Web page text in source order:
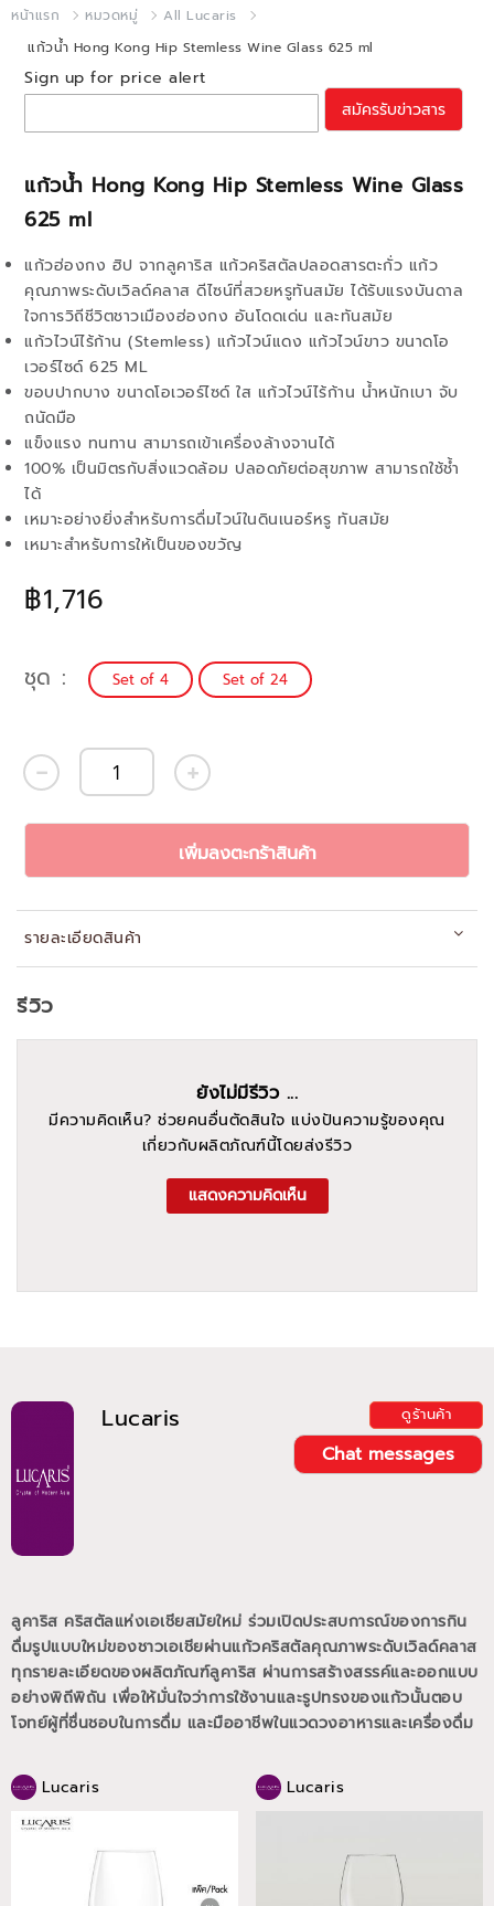
หน้าแรก หมวดหมู่
All Lucaris
แก้วน้ำ Hong Kong Hip Stemless Wine Glass 625 ml
แก้วน้ำ Hong Kong Hip Stemless Wine Glass
625 ml
฿1,716
แก้วฮ่องกง ฮิป จากลูคาริส แก้วคริสตัลปลอดสารตะกั่ว แก้ว
คุณภาพระดับเวิลด์คลาส ดีไซน์ที่สวยหรูทันสมัย ได้รับแรงบันดาล
ใจการวิถีชีวิตชาวเมืองฮ่องกง อันโดดเด่น และทันสมัย
แก้วไวน์ไร้ก้าน (Stemless) แก้วไวน์แดง แก้วไวน์ขาว ขนาดโอ
เวอร์ไซด์ 625 ML
ขอบปากบาง ขนาดโอเวอร์ไซด์ ใส แก้วไวน์ไร้ก้าน น้ำหนักเบา จับ
ถนัดมือ
แข็งแรง ทนทาน สามารถเข้าเครื่องล้างจานได้
100% เป็นมิตรกับสิ่งแวดล้อม ปลอดภัยต่อสุขภาพ สามารถใช้ช้ำ
ได้
เหมาะอย่างยิ่งสำหรับการดื่มไวน์ในดินเนอร์หรู ทันสมัย
เหมาะสำหรับการให้เป็นของขวัญ
Sign up for price alert
สมัครรับข่าวสาร
ชุด Set of 4 Set of 24
เพิ่มลงตะกร้าสินค้า
รายละเอียดสินค้า
Lucaris ดูร้านค้า
Chat messages
ลูคาริส คริสตัลแห่งเอเชียสมัยใหม่ ร่วมเปิดประสบการณ์ของการกิน
ดื่มรูปแบบใหม่ของชาวเอเชียผ่านแก้วคริสตัลคุณภาพระดับเวิลด์คลาส
ทุกรายละเอียดของผลิตภัณฑ์ลูคาริส ผ่านการสร้างสรรค์และออกแบบ
อย่างพิถีพิถัน เพื่อให้มั่นใจว่าการใช้งานและรูปทรงของแก้วนั้นตอบ
โจทย์ผู้ที่ชื่นชอบในการดื่ม และมืออาชีพในแวดวงอาหารและเครื่องดื่ม
Lucaris Lucaris
รีวิว
ยังไม่มีรีวิว ...
มีความคิดเห็น? ช่วยคนอื่นตัดสินใจ แบ่งปันความรู้ของคุณ
เกี่ยวกับผลิตภัณฑ์นี้โดยส่งรีวิว
แสดงความคิดเห็น